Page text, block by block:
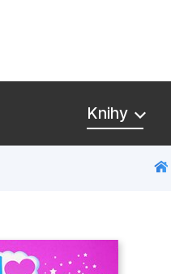
Knihy
Připravujeme